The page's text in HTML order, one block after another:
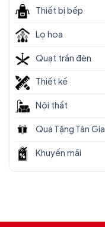
Thiết bị bếp
Lọ hoa
Quạt trần đèn
Thiết kế
Nội thất
Quà Tặng Tân Gia
Khuyến mãi